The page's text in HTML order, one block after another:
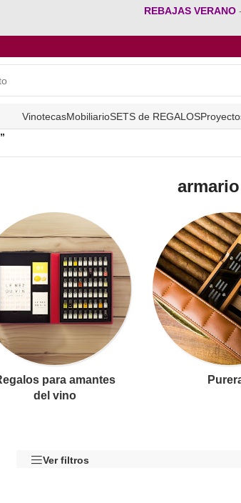
REBAJAS VERANO -
VinotecasMobiliarioSETS de REGALOS
para amantes
del vino
Ver filtros